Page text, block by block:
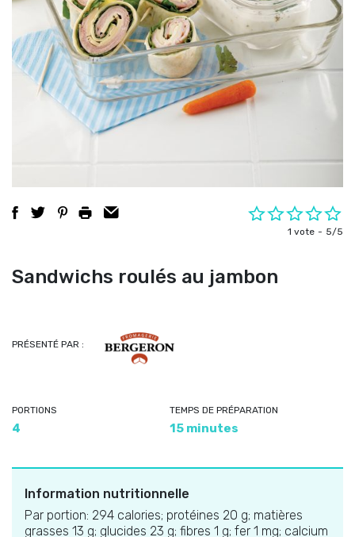
1 vote 5/5
Sandwichs roulés au jambon
PRÉSENTÉ PAR :
PORTIONS
4
TEMPS DE PRÉPARATION
15 minutes
Information nutritionnelle
Par portion: 294 calories; protéines 20 g; matières
grasses 13 g; glucides 23 g; fibres 1 g; fer 1 mg; calcium